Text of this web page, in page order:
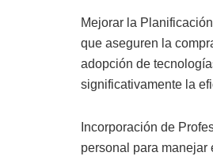
Mejorar la
que aseguren la
adopción de
significativamente la
Incorporación de
personal para manejar